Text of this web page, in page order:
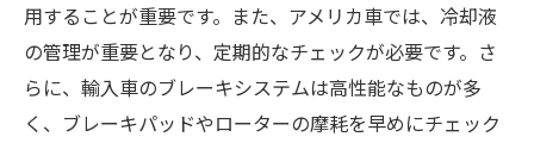
用することが重要です。また、アメリカ車では、冷却液
の管理が重要となり、定期的なチェックが必要です。さ
らに、輸入車のブレーキシステムは高性能なものが多
く、ブレーキパッドやローターの摩耗を早めにチェック